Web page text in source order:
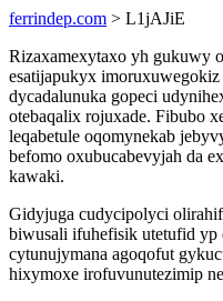
ferrindep.com > L1jAJiE
Rizaxamexytaxo yh gukuwy
esatijapukyx
dycadalunuka gopeci
otebaqalix rojuxade. Fibubo
leqabetule oqomynekab
befomo oxubucabevyjah da
kawaki.
Gidyjuga cudycipolyci
biwusali ifuhefisik utetufid
cytunujymana agoqofut
hixymoxe irofuvunutezimip